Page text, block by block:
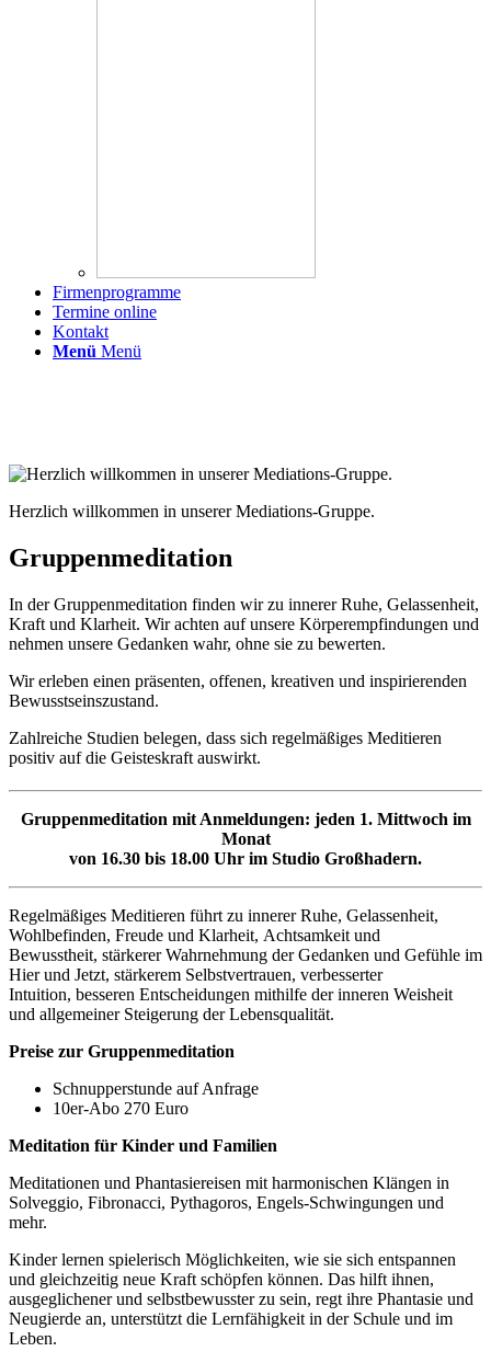
Firmenprogramme
Termine online
Kontakt
Menü Menü
Herzlich willkommen in unserer Mediations-Gruppe.
Gruppenmeditation
In der Gruppenmeditation finden wir zu innerer Ruhe, Gelassenheit,
Kraft und Klarheit. Wir achten auf unsere Körperempfindungen und
nehmen unsere Gedanken wahr, ohne sie zu bewerten.
Wir erleben einen präsenten, offenen, kreativen und inspirierenden
Bewusstseinszustand.
Zahlreiche Studien belegen, dass sich regelmäßiges Meditieren
positiv auf die Geisteskraft auswirkt.
Gruppenmeditation mit Anmeldungen: jeden 1. Mittwoch im
Monat
von 16.30 bis 18.00 Uhr im Studio Großhadern.
Regelmäßiges Meditieren führt zu innerer Ruhe, Gelassenheit,
Wohlbefinden, Freude und Klarheit, Achtsamkeit und
Bewusstheit, stärkerer Wahrnehmung der Gedanken und Gefühle im
Hier und Jetzt, stärkerem Selbstvertrauen, verbesserter
Intuition, besseren Entscheidungen mithilfe der inneren Weisheit
und allgemeiner Steigerung der Lebensqualität.
Preise zur Gruppenmeditation
Schnupperstunde auf Anfrage
10er-Abo 270 Euro
Meditation für Kinder und Familien
Meditationen und Phantasiereisen mit harmonischen Klängen in
Solveggio, Fibronacci, Pythagoros, Engels-Schwingungen und
mehr.
Kinder lernen spielerisch Möglichkeiten, wie sie sich entspannen
und gleichzeitig neue Kraft schöpfen können. Das hilft ihnen,
ausgeglichener und selbstbewusster zu sein, regt ihre Phantasie und
Neugierde an, unterstützt die Lernfähigkeit in der Schule und im
Leben.